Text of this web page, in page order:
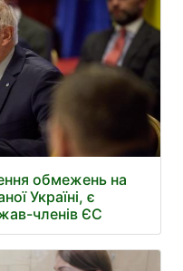
обмежень на
Україні, є
членів ЄС